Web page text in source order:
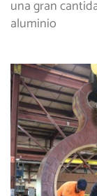
una gran
aluminio